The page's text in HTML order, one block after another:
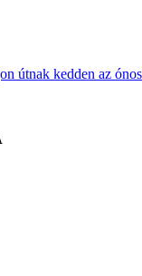
kedden az